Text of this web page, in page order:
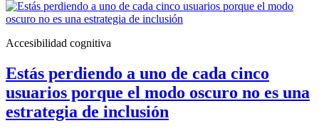
Accesibilidad cognitiva
Estás perdiendo a uno de cada cinco
usuarios porque el modo oscuro no es una
estrategia de inclusión